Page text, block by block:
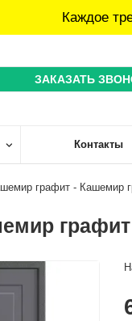
Каждое
ЗАКАЗАТЬ
Контакты
графит - Кашемир